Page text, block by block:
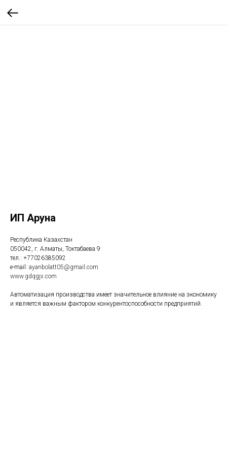
ИП Аруна
Республика Казахстан
050042, г. Алматы, Токтабаева 9
тел.: +77026385092
e-mail: ayanbolatt05@gmail.com
www.gdqgjx.com
Aвтоматизация производства имеет значительное влияние на экономику
и является важным фактором конкурентоспособности предприятий.